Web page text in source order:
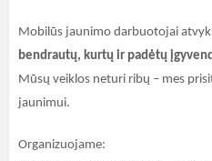
Mobilūs jaunimo darbuotojai
bendrautų, kurtų ir padėtų
Mūsų veiklos neturi ribų – mes
jaunimui.
Organizuojame: